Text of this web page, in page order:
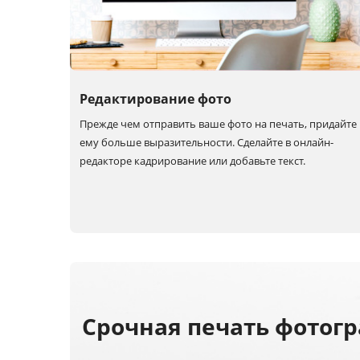
Редактирование фото
Прежде чем отправить ваше фото на печать, придайте
ему больше выразительности. Сделайте в онлайн-
редакторе кадрирование или добавьте текст.
Срочная печать